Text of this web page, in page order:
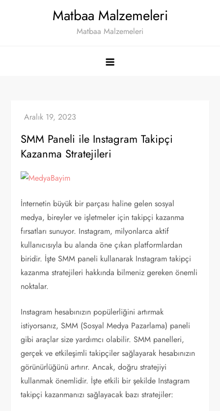
Matbaa Malzemeleri
Matbaa Malzemeleri
SMM Paneli ile Instagram Takipçi
Kazanma Stratejileri
İnternetin büyük bir parçası haline gelen sosyal
medya, bireyler ve işletmeler için takipçi kazanma
fırsatları sunuyor. Instagram, milyonlarca aktif
kullanıcısıyla bu alanda öne çıkan platformlardan
biridir. İşte SMM paneli kullanarak Instagram takipçi
kazanma stratejileri hakkında bilmeniz gereken önemli
noktalar.
Instagram hesabınızın popülerliğini artırmak
istiyorsanız, SMM (Sosyal Medya Pazarlama) paneli
gibi araçlar size yardımcı olabilir. SMM panelleri,
gerçek ve etkileşimli takipçiler sağlayarak hesabınızın
görünürlüğünü artırır. Ancak, doğru stratejiyi
kullanmak önemlidir. İşte etkili bir şekilde Instagram
takipçi kazanmanızı sağlayacak bazı stratejiler: